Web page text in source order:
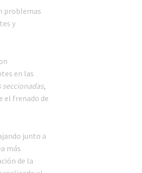
problemas
y
en las
seccionadas,
el frenado de
junto a
más
de la